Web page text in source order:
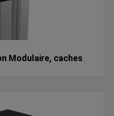
Modulaire, caches